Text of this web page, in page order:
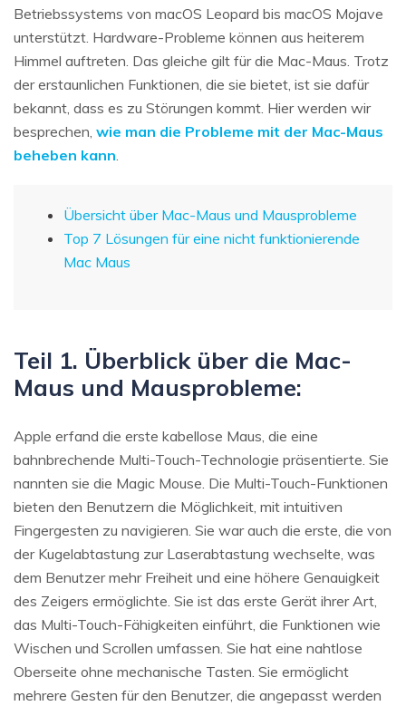
Repairit - Datenreparatur
UBackit - Datensicherung
Betriebssystems von macOS Leopard bis macOS Mojave
unterstützt. Hardware-Probleme können aus heiterem
Himmel auftreten. Das gleiche gilt für die Mac-Maus. Trotz
der erstaunlichen Funktionen, die sie bietet, ist sie dafür
bekannt, dass es zu Störungen kommt. Hier werden wir
besprechen, wie man die Probleme mit der Mac-Maus
beheben kann
Übersicht über Mac-Maus und Mausprobleme
Top 7 Lösungen für eine nicht funktionierende
Mac Maus
Teil 1. Überblick über die Mac-
Maus und Mausprobleme:
Apple erfand die erste kabellose Maus, die eine
bahnbrechende Multi-Touch-Technologie präsentierte. Sie
nannten sie die Magic Mouse. Die Multi-Touch-Funktionen
bieten den Benutzern die Möglichkeit, mit intuitiven
Fingergesten zu navigieren. Sie war auch die erste, die von
der Kugelabtastung zur Laserabtastung wechselte, was
dem Benutzer mehr Freiheit und eine höhere Genauigkeit
des Zeigers ermöglichte. Sie ist das erste Gerät ihrer Art,
das Multi-Touch-Fähigkeiten einführt, die Funktionen wie
Wischen und Scrollen umfassen. Sie hat eine nahtlose
Oberseite ohne mechanische Tasten. Sie ermöglicht
mehrere Gesten für den Benutzer, die angepasst werden